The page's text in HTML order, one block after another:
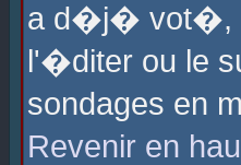
a d�j� vot�,
l'�diter ou le
sondages en
Revenir en